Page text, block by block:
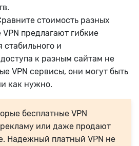
стоимость разных
предлагают гибкие
и
к разным сайтам не
VPN сервисы, они могут быть
как нужно.
бесплатные VPN
или даже продают
Надежный платный VPN не